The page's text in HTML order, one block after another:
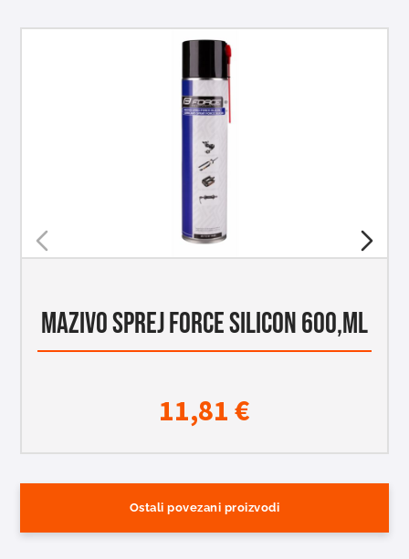
MAZIVO SPREJ FORCE SILICON 600,ML
11,81€
Ostali povezani proizvodi